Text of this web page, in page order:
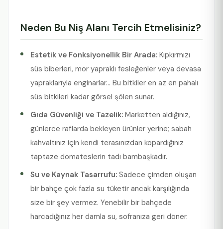
Neden Bu Niş Alanı Tercih Etmelisiniz?
Estetik ve Fonksiyonellik Bir Arada: Kıpkırmızı
süs biberleri, mor yapraklı fesleğenler veya devasa
yapraklarıyla enginarlar… Bu bitkiler en az en pahalı
süs bitkileri kadar görsel şölen sunar.
Gıda Güvenliği ve Tazelik: Marketten aldığınız,
günlerce raflarda bekleyen ürünler yerine; sabah
kahvaltınız için kendi terasınızdan kopardığınız
taptaze domateslerin tadı bambaşkadır.
Su ve Kaynak Tasarrufu: Sadece çimden oluşan
bir bahçe çok fazla su tüketir ancak karşılığında
size bir şey vermez. Yenebilir bir bahçede
harcadığınız her damla su, sofranıza geri döner.